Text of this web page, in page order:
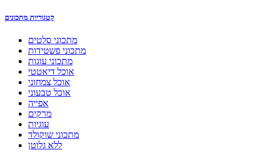
קטגוריות מתכונים
מתכוני סלטים
מתכוני פשטידות
מתכוני עוגות
אוכל דיאטטי
אוכל צמחוני
אוכל טבעוני
אפייה
מרקים
עוגיות
מתכוני שוקולד
ללא גלוטן